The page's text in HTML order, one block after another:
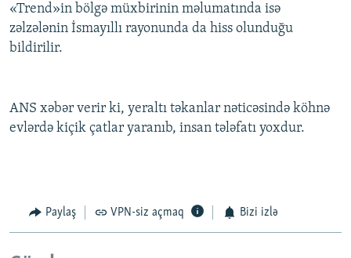
«Trend»in bölgə müxbirinin məlumatında isə
zəlzələnin İsmayıllı rayonunda da hiss olunduğu
bildirilir.
ANS xəbər verir ki, yeraltı təkanlar nəticəsində köhnə
evlərdə kiçik çatlar yaranıb, insan tələfatı yoxdur.
Paylaş VPN-siz açmaq Bizi izlə